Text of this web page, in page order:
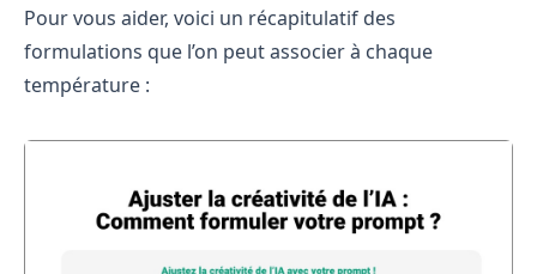
Pour vous aider, voici un récapitulatif des
formulations que l’on peut associer à chaque
température :